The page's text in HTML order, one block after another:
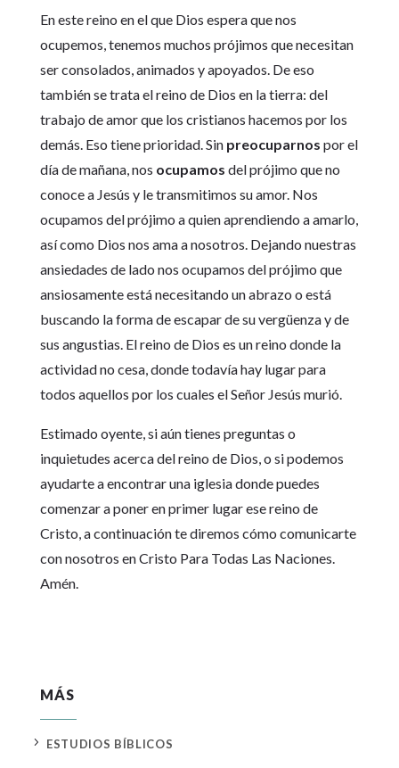
En este reino en el que Dios espera que nos
ocupemos, tenemos muchos prójimos que necesitan
ser consolados, animados y apoyados. De eso
también se trata el reino de Dios en la tierra: del
trabajo de amor que los cristianos hacemos por los
demás. Eso tiene prioridad. Sin preocuparnos por el
día de mañana, nos ocupamos del prójimo que no
conoce a Jesús y le transmitimos su amor. Nos
ocupamos del prójimo a quien aprendiendo a amarlo,
así como Dios nos ama a nosotros. Dejando nuestras
ansiedades de lado nos ocupamos del prójimo que
ansiosamente está necesitando un abrazo o está
buscando la forma de escapar de su vergüenza y de
sus angustias. El reino de Dios es un reino donde la
actividad no cesa, donde todavía hay lugar para
todos aquellos por los cuales el Señor Jesús murió.
Estimado oyente, si aún tienes preguntas o
inquietudes acerca del reino de Dios, o si podemos
ayudarte a encontrar una iglesia donde puedes
comenzar a poner en primer lugar ese reino de
Cristo, a continuación te diremos cómo comunicarte
con nosotros en Cristo Para Todas Las Naciones.
Amén.
MÁS
5 ESTUDIOS BÍBLICOS